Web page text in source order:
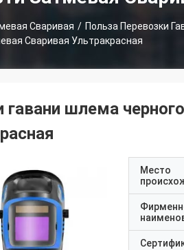
Сваривая / Польза Перевозки
Сваривая Ультракрасная
гавани шлема
Место